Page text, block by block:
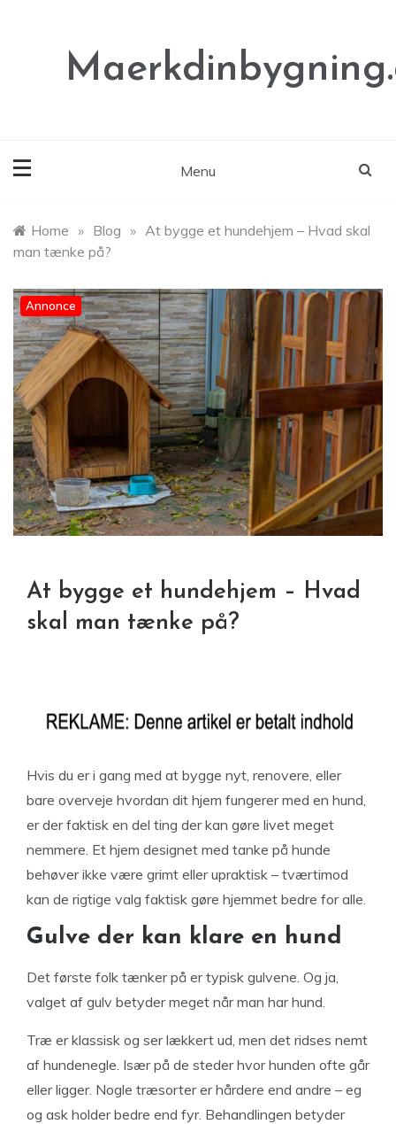
Menu
Home » Blog » At bygge et hundehjem – Hvad skal
man tænke på?
Annonce
At bygge et hundehjem – Hvad
skal man tænke på?
Hvis du er i gang med at bygge nyt, renovere, eller
bare overveje hvordan dit hjem fungerer med en hund,
er der faktisk en del ting der kan gøre livet meget
nemmere. Et hjem designet med tanke på hunde
behøver ikke være grimt eller upraktisk – tværtimod
kan de rigtige valg faktisk gøre hjemmet bedre for alle.
Gulve der kan klare en hund
Det første folk tænker på er typisk gulvene. Og ja,
valget af gulv betyder meget når man har hund.
Træ er klassisk og ser lækkert ud, men det ridses nemt
af hundenegle. Især på de steder hvor hunden ofte går
eller ligger. Nogle træsorter er hårdere end andre – eg
og ask holder bedre end fyr. Behandlingen betyder